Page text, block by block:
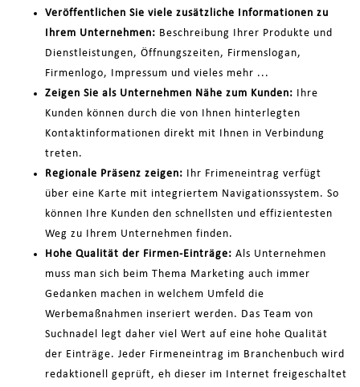
Veröffentlichen Sie viele zusätzliche Informationen zu
Ihrem Unternehmen: Beschreibung Ihrer Produkte und
Dienstleistungen, Öffnungszeiten, Firmenslogan,
Firmenlogo, Impressum und vieles mehr ...
Zeigen Sie als Unternehmen Nähe zum Kunden: Ihre
Kunden können durch die von Ihnen hinterlegten
Kontaktinformationen direkt mit Ihnen in Verbindung
treten.
Regionale Präsenz zeigen: Ihr Frimeneintrag verfügt
über eine Karte mit integriertem Navigationssystem. So
können Ihre Kunden den schnellsten und effizientesten
Weg zu Ihrem Unternehmen finden.
Hohe Qualität der Firmen-Einträge: Als Unternehmen
muss man sich beim Thema Marketing auch immer
Gedanken machen in welchem Umfeld die
Werbemaßnahmen inseriert werden. Das Team von
Suchnadel legt daher viel Wert auf eine hohe Qualität
der Einträge. Jeder Firmeneintrag im Branchenbuch wird
redaktionell geprüft, eh dieser im Internet freigeschaltet